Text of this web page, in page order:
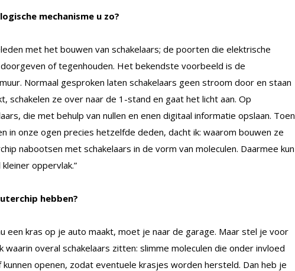
mechanisme u zo?
met het bouwen van schakelaars; de poorten die elektrische
of tegenhouden. Het bekendste voorbeeld is de
Normaal gesproken laten schakelaars geen stroom door en staan
schakelen ze over naar de 1-stand en gaat het licht aan. Op
die met behulp van nullen en enen digitaal informatie opslaan. Toen
in onze ogen precies hetzelfde deden, dacht ik: waarom bouwen ze
nabootsen met schakelaars in de vorm van moleculen. Daarmee kun
oppervlak.”
hebben?
een kras op je auto maakt, moet je naar de garage. Maar stel je voor
waarin overal schakelaars zitten: slimme moleculen die onder invloed
openen, zodat eventuele krasjes worden hersteld. Dan heb je